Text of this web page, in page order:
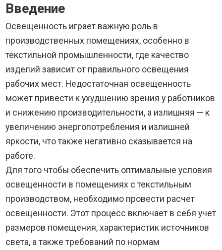
Введение
Освещенность играет важную роль в
производственных помещениях, особенно в
текстильной промышленности, где качество
изделий зависит от правильного освещения
рабочих мест. Недостаточная освещенность
может привести к ухудшению зрения у работников
и снижению производительности, а излишняя — к
увеличению энергопотребления и излишней
яркости, что также негативно сказывается на
работе.
Для того чтобы обеспечить оптимальные условия
освещенности в помещениях с текстильным
производством, необходимо провести расчет
освещенности. Этот процесс включает в себя учет
размеров помещения, характеристик источников
света, а также требований по нормам